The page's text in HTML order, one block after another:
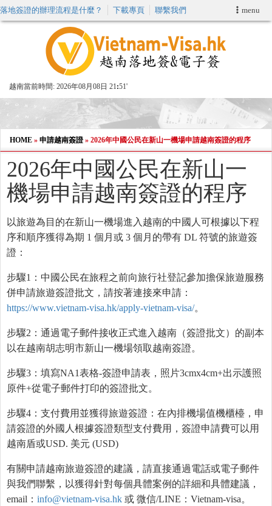
menu
落地簽證的辦理流程是什麼？ 下載專頁 聯繫我們
越南當前時間: 2026年08月08日 21:51'
申請簽證
VIP快速通關服务
加快E-VISA服務
週末緊急電子簽證
查詢簽證狀態
HOME » 申請越南簽證» 2026年中國公民在新山一機場申請越南簽證的程序
2026年中國公民在新山一
機場申請越南簽證的程序
以旅遊為目的在新山一機場進入越南的中國人可根據以下程
序和順序獲得為期 1 個月或 3 個月的帶有 DL 符號的旅遊簽
證：
步驟1：中國公民在旅程之前向旅行社登記參加擔保旅遊服務
併申請旅遊簽證批文，請按著連接來申請：
https://www.vietnam-visa.hk/apply-vietnam-visa/。
步驟2：通過電子郵件接收正式進入越南（簽證批文）的副本
以在越南胡志明市新山一機場領取越南簽證。
步驟3：填寫NA1表格-簽證申請表，照片3cmx4cm+出示護照
原件+從電子郵件打印的簽證批文。
步驟4：支付費用並獲得旅遊簽證：在內排機場值機櫃檯，申
請簽證的外國人根據簽證類型支付費用，簽證申請費可以用
越南盾或USD. 美元 (USD)
有關申請越南旅遊簽證的建議，請直接通過電話或電子郵件
與我們聯繫，以獲得針對每個具體案例的詳細和具體建議，
email： info@vietnam-visa.hk 或 微信/LINE：Vietnam-visa。